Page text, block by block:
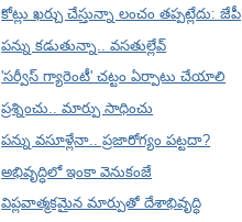
కోట్లు ఖర్చు చేస్తున్నా లంచం తప్పట్లేదు: జేపీ
పన్ను కడుతున్నా.. వసతుల్లేవ్
'సర్వీస్ గ్యారెంటీ' చట్టం ఏర్పాటు చేయాలి
ప్రశ్నించు.. మార్పు సాధించు
పన్ను వసూళ్లేనా.. ప్రజారోగ్యం పట్టదా?
అభివృద్ధిలో ఇంకా వెనుకంజే
విప్లవాత్మకమైన మార్పుతో దేశాభివృద్ధి